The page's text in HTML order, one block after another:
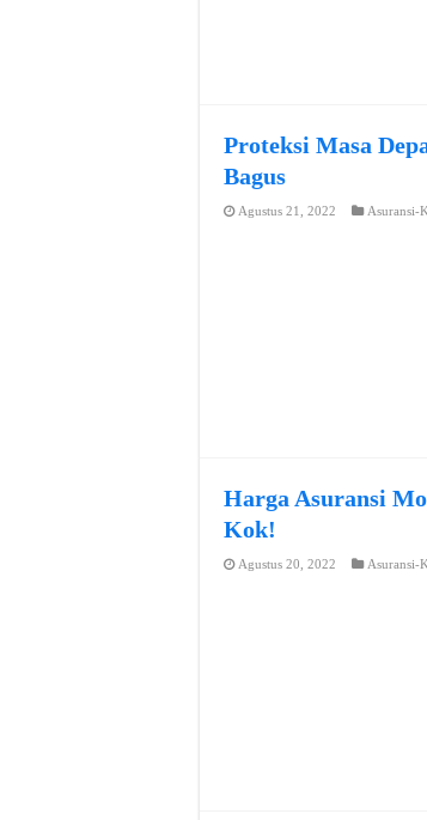
Proteksi Masa
Bagus
Agustus 21, 2022 Asuransi-
Harga Asuransi
Kok!
Agustus 20, 2022 Asuransi-